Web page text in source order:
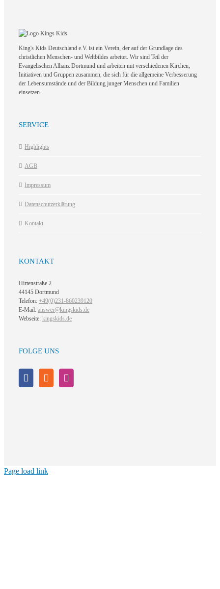
King's Kids Deutschland e.V. ist ein Verein, der auf der Grundlage des
christlichen Menschen- und Weltbildes arbeitet. Wir sind Teil der
Evangelischen Allianz Dortmund und arbeiten mit verschiedenen Kirchen,
Initiativen und Gruppen zusammen, die sich für die allgemeine Verbesserung
der Lebensumstände und der Bildung junger Menschen und Familien
einsetzen.
SERVICE
Highlights
AGB
Impressum
Datenschutzerklärung
Kontakt
KONTAKT
Hirtenstraße 2
44145 Dortmund
Telefon: +49(0)231-860239120
E-Mail: answer@kingskids.de
Webseite: kingskids.de
FOLGE UNS
Page load link